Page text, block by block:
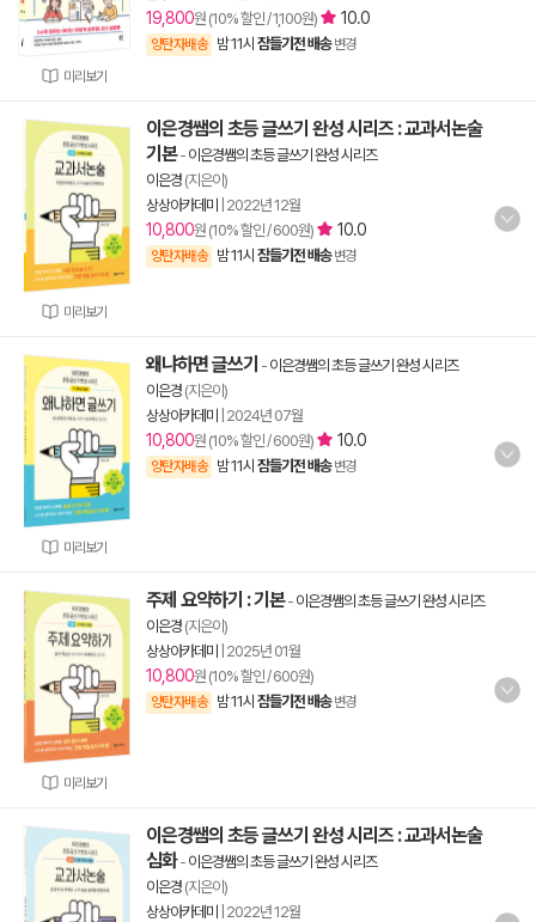
미리보기
19,800원 (10% 할인 / 1,100원) 10.0
양탄자배송 밤 11시 잠들기전 배송 변경
미리보기
이은경쌤의 초등 글쓰기 완성 시리즈 : 교과서논술
기본- 이은경쌤의 초등 글쓰기 완성 시리즈
이은경 (지은이)
상상아카데미
2022년 12월
10,800원 (10% 할인 / 600원) 10.0
양탄자배송 밤 11시 잠들기전 배송 변경
미리보기
왜냐하면 글쓰기 - 이은경쌤의 초등 글쓰기 완성 시리즈
이은경 (지은이)
상상아카데미
2024년 07월
10,800원 (10% 할인 / 600원) 10.0
양탄자배송 밤 11시 잠들기전 배송 변경
미리보기
주제 요약하기 : 기본- 이은경쌤의 초등 글쓰기 완성 시리즈
이은경 (지은이)
상상아카데미
2025년 01월
10,800원 (10% 할인 / 600원)
양탄자배송 밤 11시 잠들기전 배송 변경
이은경쌤의 초등 글쓰기 완성 시리즈 : 교과서논술
심화- 이은경쌤의 초등 글쓰기 완성 시리즈
이은경 (지은이)
상상아카데미
2022년 12월